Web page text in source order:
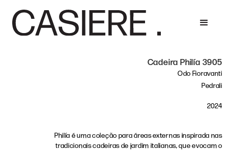
Cadeira Philía 3905
Odo Fioravanti
Pedrali
2024
Philía é uma coleção para áreas externas inspirada nas
tradicionais cadeiras de jardim italianas, que evocam o